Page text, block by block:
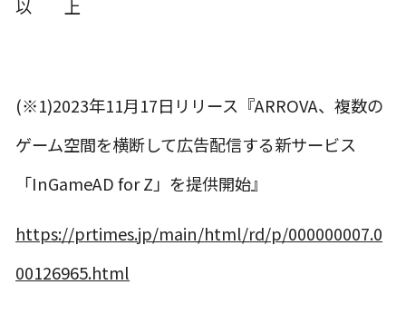
以 上
(※1)2023年11月17日リリース『ARROVA、複数の
ゲーム空間を横断して広告配信する新サービス
「InGameAD for Z」を提供開始』
https://prtimes.jp/main/html/rd/p/000000007.0
00126965.html